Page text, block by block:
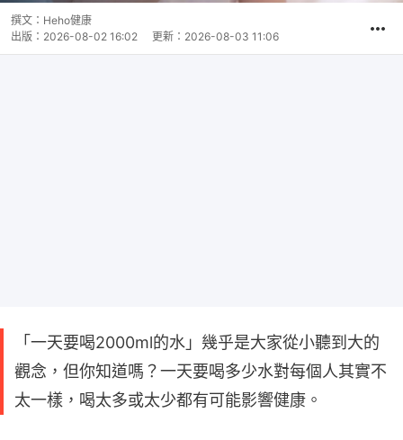
撰文： Heho健康
出版： 2026-08-02 16:02 更新： 2026-08-03 11:06
「一天要喝2000ml的水」幾乎是大家從小聽到大的
觀念，但你知道嗎？一天要喝多少水對每個人其實不
太一樣，喝太多或太少都有可能影響健康。